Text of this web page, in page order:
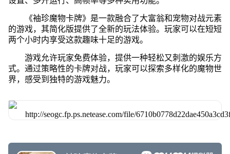
《袖珍魔物卡牌》是一款融合了大富翁和宠物对战元素
的游戏，其简化版提供了全新的玩法体验。玩家可以在短短
两个小时内享受这款趣味十足的游戏。
游戏允许玩家免费体验，提供一种轻松又刺激的娱乐方
式。通过策略性的卡牌对战，玩家可以探索多样化的魔物世
界，感受到独特的游戏魅力。